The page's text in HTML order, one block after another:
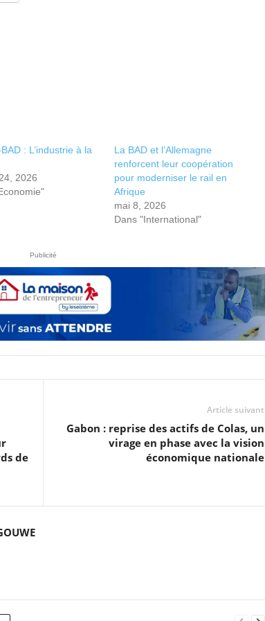
: L’industrie à la
2026
La BAD et l’Allemagne
renforcent leur coopération
pour moderniser le rail en
Afrique
mai 8, 2026
Dans "International"
Publicité
de
Article suivant
Gabon : reprise des actifs de Colas, un
virage en phase avec la vision
économique nationale